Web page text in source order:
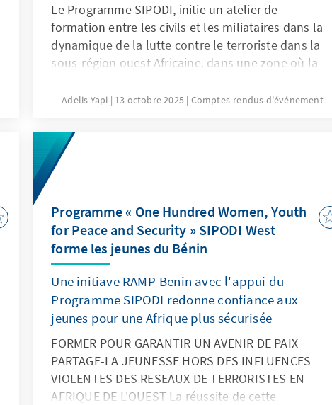
Le Programme SIPODI, initie un atelier de
formation entre les civils et les miliataires dans la
dynamique de la lutte contre le terroriste dans la
sous-région ouest Africaine. dans une zone où la
la démarche de collaboration semble être la plus
l'extremiste violent. Civil et militaires (FDS dans
leur ensemble) apportes des réponses sur la
question à Bouaké durant deux jours.
Adelis Yapi 13 octobre 2025 Comptes-rendus d'événement
Programme « One Hundred Women, Youth
for Peace and Security » SIPODI West
forme les jeunes du Bénin
Une initiave RAMP-Benin avec l'appui du
Programme SIPODI redonne confiance aux
jeunes pour une Afrique plus sécurisée
FORMER POUR GARANTIR UN AVENIR DE PAIX
PARTAGE-LA JEUNESSE HORS DES INFLUENCES
VIOLENTES DES RESEAUX DE TERRORISTES EN
AFRIQUE DE L'OUEST La réussite de cette